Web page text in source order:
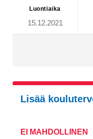
Luontiaika
15.12.2021
Lisää
EI MAHDOLLINEN